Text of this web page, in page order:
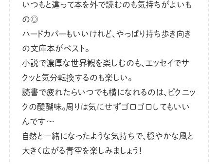
いつもと違って本を外で読むのも気持ちがよいも
の◎
ハードカバーもいいけれど、やっぱり持ち歩き向き
の文庫本がベスト。
小説で濃厚な世界観を楽しむのも、エッセイでサ
クッと気分転換するのも楽しい。
読書で疲れたらいつでも横になれるのは、ピクニッ
クの醍醐味。周りは気にせずゴロゴロしてもいい
んです〜
自然と一緒になったような気持ちで、穏やかな風と
大きく広がる青空を楽しみましょう！